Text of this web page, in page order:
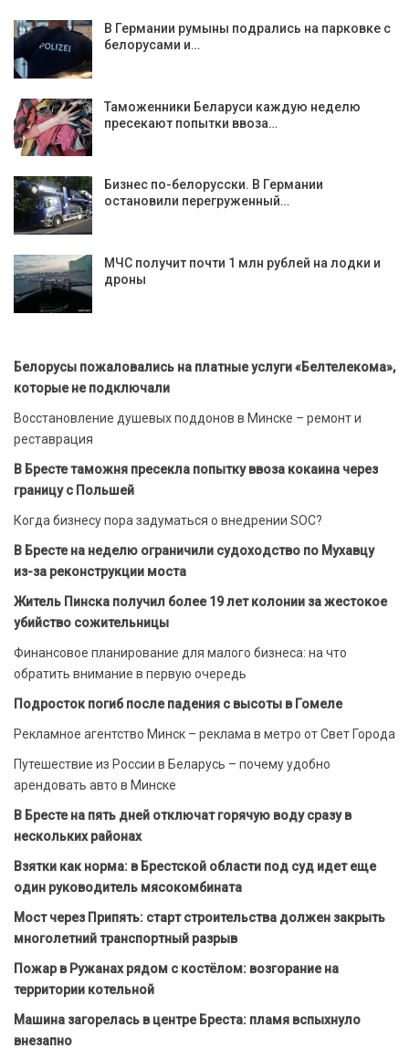
В Германии румыны подрались на парковке с
белорусами и…
Таможенники Беларуси каждую неделю
пресекают попытки ввоза…
Бизнес по-белорусски. В Германии
остановили перегруженный…
МЧС получит почти 1 млн рублей на лодки и
дроны
Белорусы пожаловались на платные услуги «Белтелекома»,
которые не подключали
Восстановление душевых поддонов в Минске – ремонт и
реставрация
В Бресте таможня пресекла попытку ввоза кокаина через
границу с Польшей
Когда бизнесу пора задуматься о внедрении SOC?
В Бресте на неделю ограничили судоходство по Мухавцу
из-за реконструкции моста
Житель Пинска получил более 19 лет колонии за жестокое
убийство сожительницы
Финансовое планирование для малого бизнеса: на что
обратить внимание в первую очередь
Подросток погиб после падения с высоты в Гомеле
Рекламное агентство Минск – реклама в метро от Свет Города
Путешествие из России в Беларусь – почему удобно
арендовать авто в Минске
В Бресте на пять дней отключат горячую воду сразу в
нескольких районах
Взятки как норма: в Брестской области под суд идет еще
один руководитель мясокомбината
Мост через Припять: старт строительства должен закрыть
многолетний транспортный разрыв
Пожар в Ружанах рядом с костёлом: возгорание на
территории котельной
Машина загорелась в центре Бреста: пламя вспыхнуло
внезапно